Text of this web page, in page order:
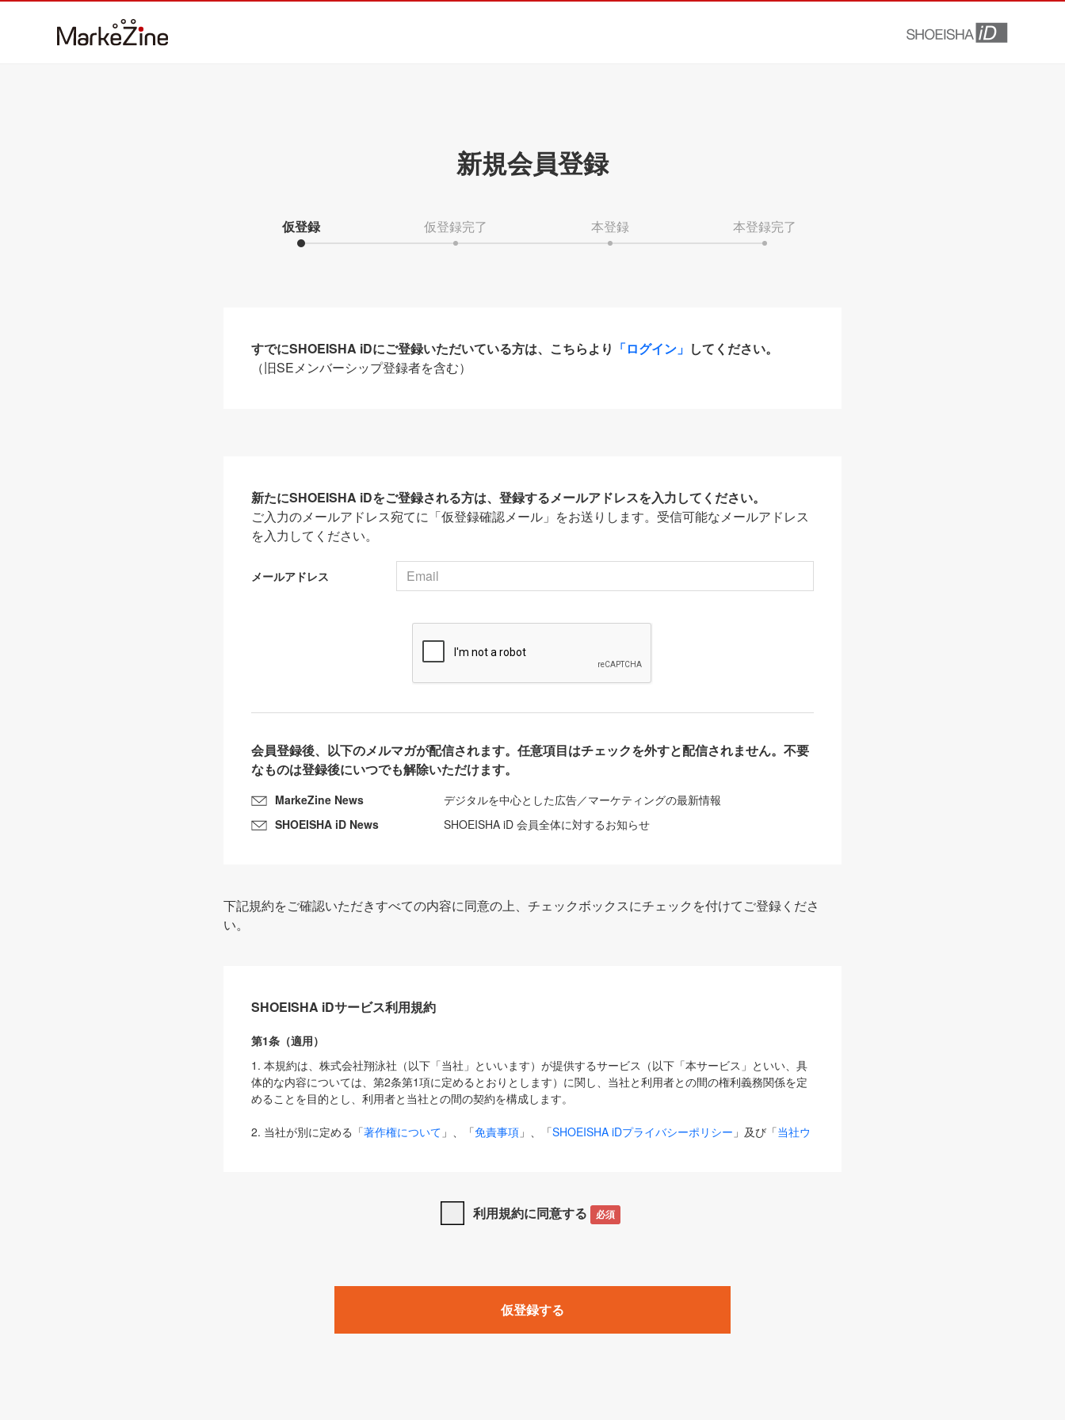
新規会員登録
仮登録 仮登録完了 本登録 本登録完了
すでにSHOEISHA iDにご登録いただいている方は、こちらより 「ログイン」 してください。
（旧SEメンバーシップ登録者を含む）
新たにSHOEISHA iDをご登録される方は、登録するメールアドレスを入力してください。
ご入力のメールアドレス宛てに「仮登録確認メール」をお送りします。受信可能なメールアドレス
を入力してください。
メールアドレス
会員登録後、以下のメルマガが配信されます。任意項目はチェックを外すと配信されません。不要
なものは登録後にいつでも解除いただけます。
MarkeZine News
デジタルを中心とした広告／マーケティングの最新情報
SHOEISHA iD News
SHOEISHA iD 会員全体に対するお知らせ
下記規約をご確認いただきすべての内容に同意の上、チェックボックスにチェックを付けてご登録くださ
い。
SHOEISHA iDサービス利用規約
第1条（適用）
1. 本規約は、株式会社翔泳社（以下「当社」といいます）が提供するサービス（以下「本サービス」といい、具
体的な内容については、第2条第1項に定めるとおりとします）に関し、当社と利用者との間の権利義務関係を定
めることを目的とし、利用者と当社との間の契約を構成します。
2. 当社が別に定める「著作権について 」、「免責事項 」、「SHOEISHA iDプライバシーポリシー 」及び「当社ウ
は、本規約の規定が優先して適用されるものとします。
1. 「本サービス」とは、当社が提供する以下のサービス（名称や内容が変更された場合、変更後のサービスを含
みます）及びこれらサービスに関連して当社が実施するイベントやキャンペーンをいいます。
「SEBook」「SEShop」「CodeZine」「MarkeZine」「EnterpriseZine」「ECzine」「Biz/Zine」「HRzine」
利用規約に同意する 必須
仮登録する